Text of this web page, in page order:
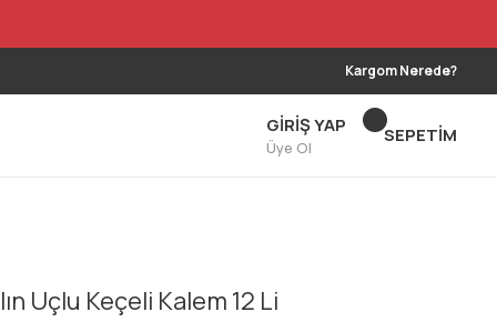
Kargom Nerede?
GİRİŞ YAP
Üye Ol
SEPETİM
Uçlu Keçeli Kalem 12 Li